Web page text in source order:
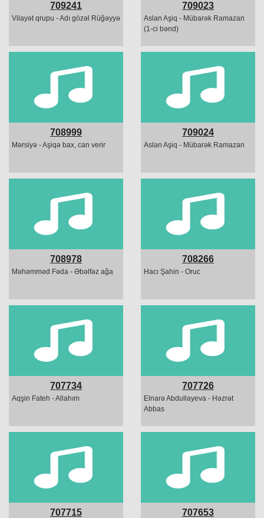
709241
Vilayət qrupu - Adı gözəl Rüğəyyə
709023
Aslan Aşiq - Mübarək Ramazan
(1-ci bənd)
708999
Mərsiyə - Aşiqə bax, can verir
709024
Aslan Aşiq - Mübarək Ramazan
708978
Məhəmməd Fəda - Əbəlfəz ağa
708266
Hacı Şahin - Oruc
707734
Aqşin Fateh - Allahım
707726
Elnarə Abdullayeva - Həzrət
Abbas
707715 707653